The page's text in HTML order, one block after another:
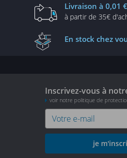
Livraison à 0,01 €
à partir de 35€
En stock chez
Inscrivez-vous à
voir notre politique de
je